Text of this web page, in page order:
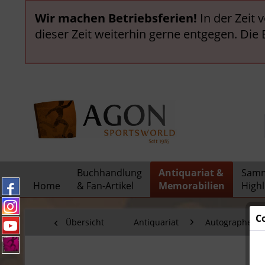
Wir machen Betriebsferien! In der Zeit
dieser Zeit weiterhin gerne entgegen.
Home
Buchhandlung
& Fan-Artikel
Antiquariat &
Memorabilien
Übersicht Antiquariat Autographen